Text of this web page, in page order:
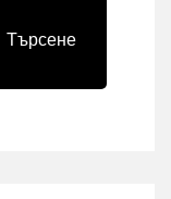
Търсене